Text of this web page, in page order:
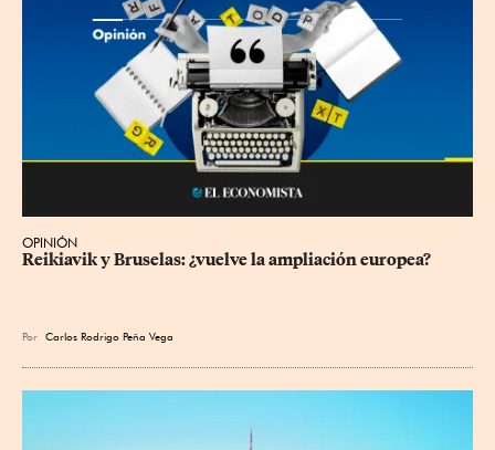
OPINIÓN
Reikiavik y Bruselas: ¿vuelve la ampliación europea?
Por Carlos Rodrigo Peña Vega